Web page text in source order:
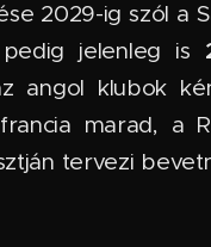
2029-ig szól a
jelenleg is
angol klubok
marad, a
tervezi